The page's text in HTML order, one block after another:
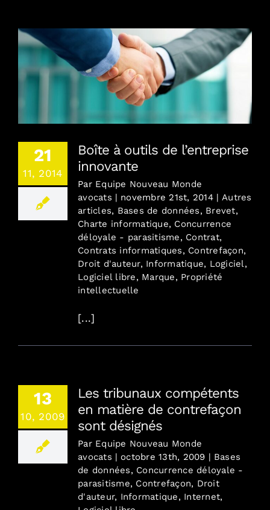
Combien / En toute transparence
Où / France, Europe, Monde
Blog
English version
Mentions Légales
Boîte à outils de l’entreprise innovante
21
11, 2014
Boîte à outils de l’entreprise
innovante
Par Equipe Nouveau Monde
avocats | novembre 21st, 2014 | Autres
articles, Bases de données, Brevet,
Charte informatique, Concurrence
déloyale - parasitisme, Contrat,
Contrats informatiques, Contrefaçon,
Droit d'auteur, Informatique, Logiciel,
Logiciel libre, Marque, Propriété
intellectuelle
[...]
13
10, 2009
Les tribunaux compétents
en matière de contrefaçon
sont désignés
Par Equipe Nouveau Monde
avocats | octobre 13th, 2009 | Bases
de données, Concurrence déloyale -
parasitisme, Contrefaçon, Droit
d'auteur, Informatique, Internet,